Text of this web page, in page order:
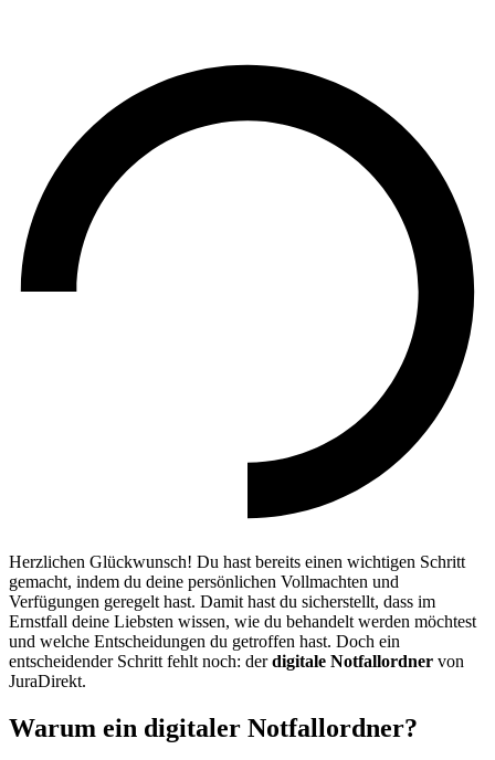
Herzlichen Glückwunsch! Du hast bereits einen wichtigen Schritt
gemacht, indem du deine persönlichen Vollmachten und
Verfügungen geregelt hast. Damit hast du sicherstellt, dass im
Ernstfall deine Liebsten wissen, wie du behandelt werden möchtest
und welche Entscheidungen du getroffen hast. Doch ein
entscheidender Schritt fehlt noch: derdigitale Notfallordner von
JuraDirekt.
Warum ein digitaler Notfallordner?